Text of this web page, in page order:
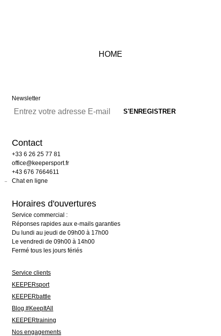
HOME
Newsletter
Contact
+33 6 26 25 77 81
office@keepersport.fr
+43 676 7664611
Chat en ligne
Horaires d'ouvertures
Service commercial :
Réponses rapides aux e-mails garanties
Du lundi au jeudi de 09h00 à 17h00
Le vendredi de 09h00 à 14h00
Fermé tous les jours fériés
Service clients
KEEPERsport
KEEPERbattle
Blog #KeepItAll
KEEPERtraining
Nos engagements